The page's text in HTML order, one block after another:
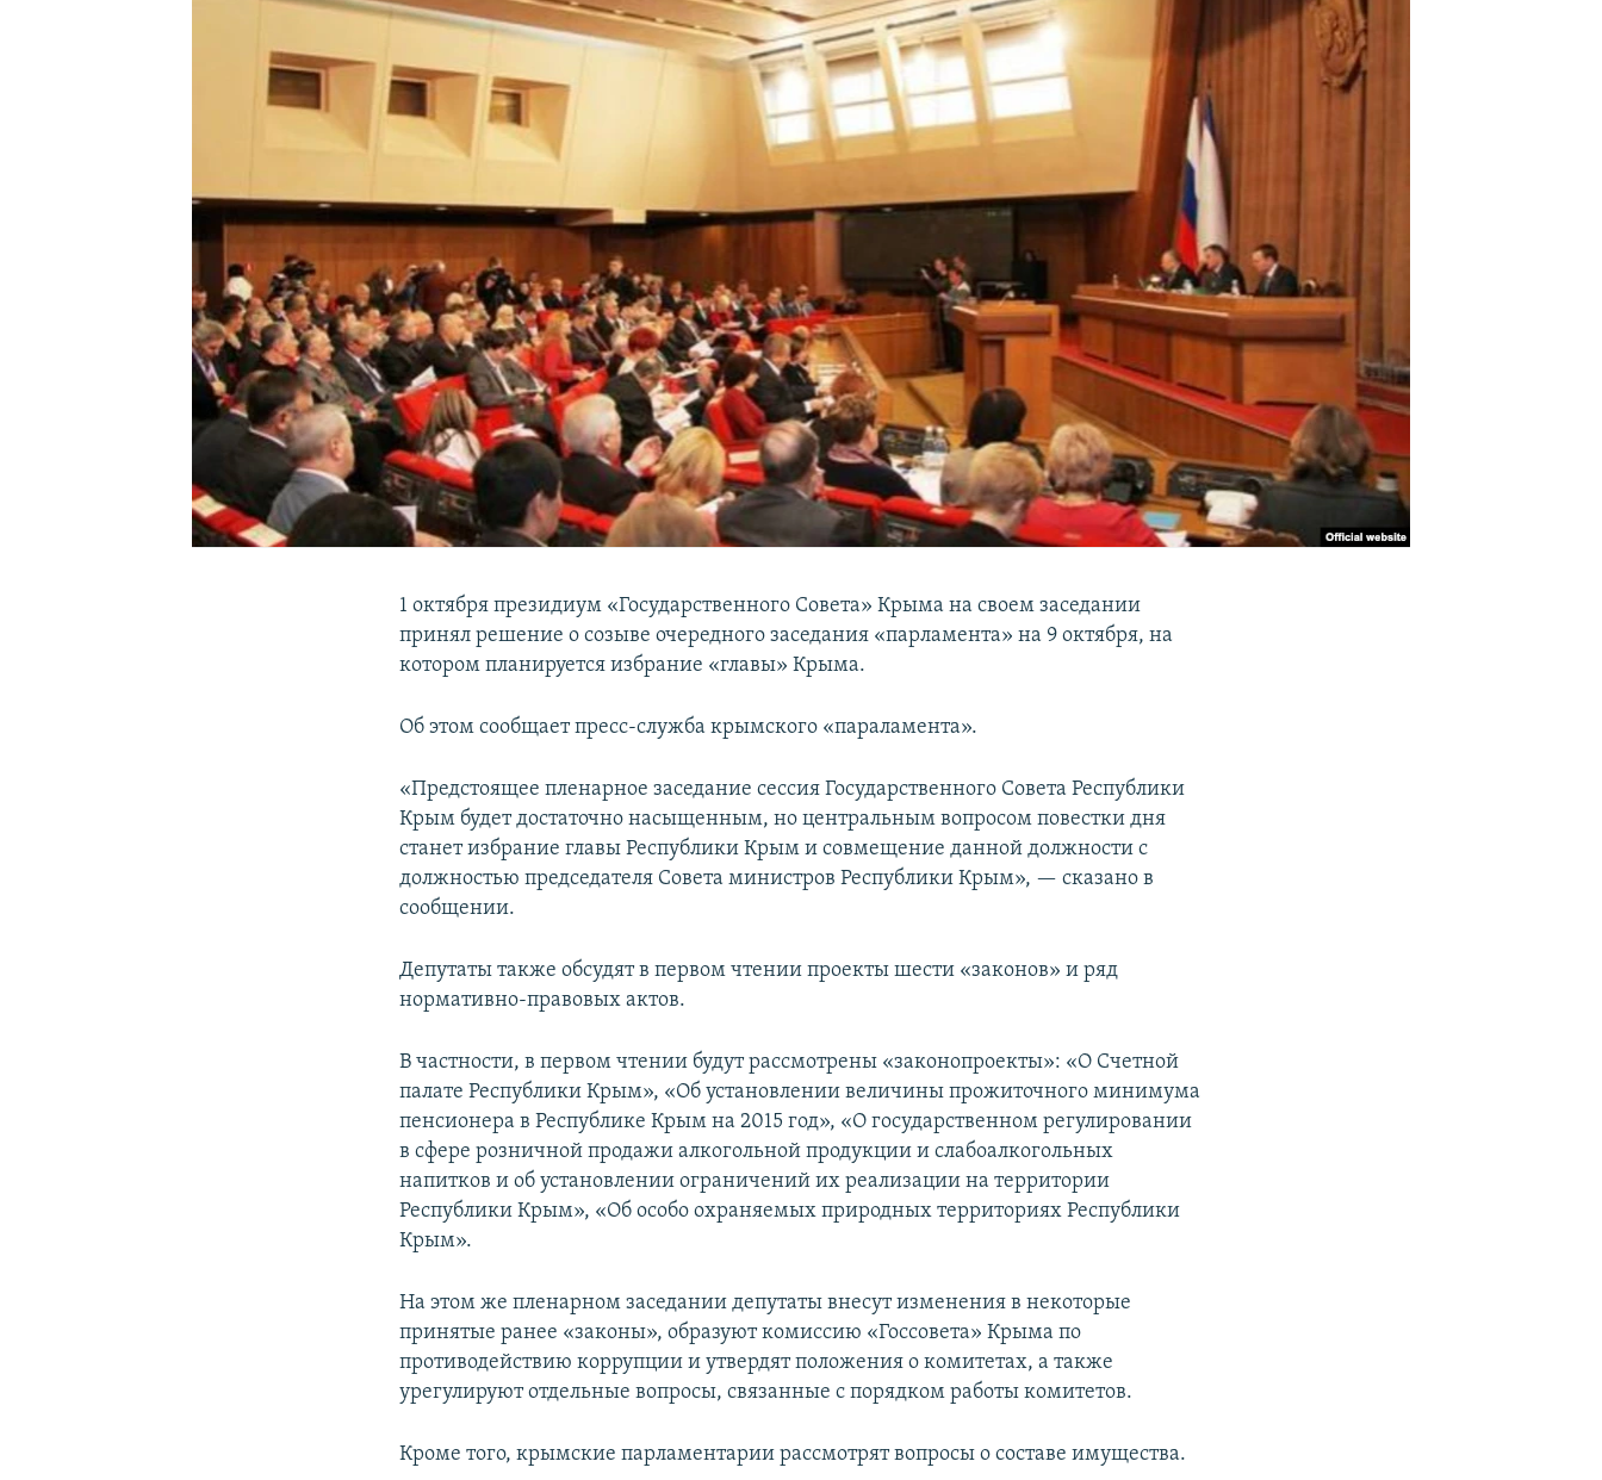
1 октября президиум «Государственного Совета» Крыма на своем заседании
принял решение о созыве очередного заседания «парламента» на 9 октября, на
котором планируется избрание «главы» Крыма.
Об этом сообщает пресс-служба крымского «параламента».
«Предстоящее пленарное заседание сессия Государственного Совета Республики
Крым будет достаточно насыщенным, но центральным вопросом повестки дня
станет избрание главы Республики Крым и совмещение данной должности с
должностью председателя Совета министров Республики Крым», — сказано в
сообщении.
Депутаты также обсудят в первом чтении проекты шести «законов» и ряд
нормативно-правовых актов.
В частности, в первом чтении будут рассмотрены «законопроекты»: «О Счетной
палате Республики Крым», «Об установлении величины прожиточного минимума
пенсионера в Республике Крым на 2015 год», «О государственном регулировании
в сфере розничной продажи алкогольной продукции и слабоалкогольных
напитков и об установлении ограничений их реализации на территории
Республики Крым», «Об особо охраняемых природных территориях Республики
Крым».
На этом же пленарном заседании депутаты внесут изменения в некоторые
принятые ранее «законы», образуют комиссию «Госсовета» Крыма по
противодействию коррупции и утвердят положения о комитетах, а также
урегулируют отдельные вопросы, связанные с порядком работы комитетов.
Кроме того, крымские парламентарии рассмотрят вопросы о составе имущества.